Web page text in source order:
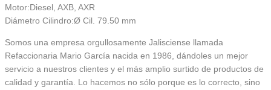
Motor:Diesel, AXB, AXR
Diámetro Cilindro:Ø Cil. 79.50 mm
Somos una empresa orgullosamente Jalisciense llamada
Refaccionaria Mario García nacida en 1986, dándoles un mejor
servicio a nuestros clientes y el más amplio surtido de productos de
calidad y garantía. Lo hacemos no sólo porque es lo correcto, sino